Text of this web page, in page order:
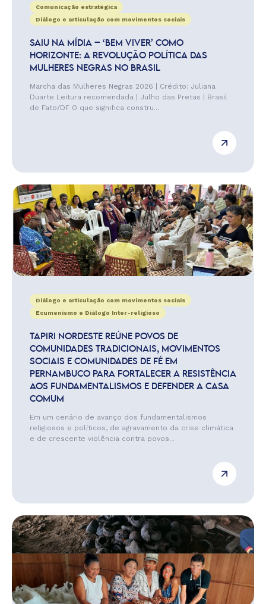
Comunicação estratégica
Diálogo e articulação com movimentos sociais
SAIU NA MÍDIA – ‘BEM VIVER’ COMO
HORIZONTE: A REVOLUÇÃO POLÍTICA DAS
MULHERES NEGRAS NO BRASIL
Marcha das Mulheres Negras 2026 | Crédito: Juliana
Duarte Leitura recomendada | Julho das Pretas | Brasil
de Fato/DF O que significa constru...
Diálogo e articulação com movimentos sociais
Ecumenismo e Diálogo Inter-religioso
TAPIRI NORDESTE REÚNE POVOS DE
COMUNIDADES TRADICIONAIS, MOVIMENTOS
SOCIAIS E COMUNIDADES DE FÉ EM
PERNAMBUCO PARA FORTALECER A RESISTÊNCIA
AOS FUNDAMENTALISMOS E DEFENDER A CASA
COMUM
Em um cenário de avanço dos fundamentalismos
religiosos e políticos, de agravamento da crise climática
e de crescente violência contra povos...